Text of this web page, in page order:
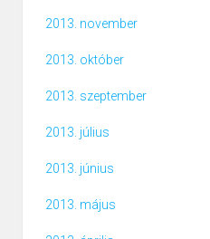
2013. november
2013. október
2013. szeptember
2013. július
2013. június
2013. május